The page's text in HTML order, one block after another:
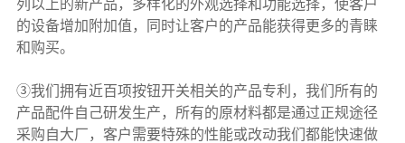
列以上的新产品，多样化的外观选择和功能选择，使客户
的设备增加附加值，同时让客户的产品能获得更多的青睐
和购买。
③我们拥有近百项按钮开关相关的产品专利，我们所有的
产品配件自己研发生产，所有的原材料都是通过正规途径
采购自大厂，客户需要特殊的性能或改动我们都能快速做